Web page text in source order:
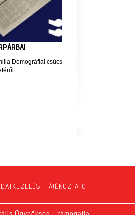
Demográfiai csúcs
TÁJÉKOZTATÓ